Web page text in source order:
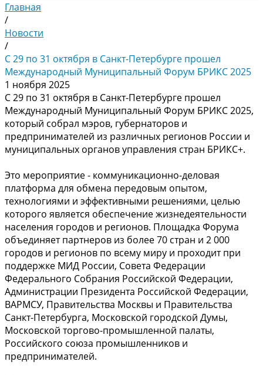
Главная
/
Новости
/
С 29 по 31 октября в Санкт-Петербурге прошел
Международный Муниципальный Форум БРИКС 2025
1 ноября 2025
С 29 по 31 октября в Санкт-Петербурге прошел
Международный Муниципальный Форум БРИКС 2025,
который собрал мэров, губернаторов и
предпринимателей из различных регионов России и
муниципальных органов управления стран БРИКС+.
Это мероприятие - коммуникационно-деловая
платформа для обмена передовым опытом,
технологиями и эффективными решениями, целью
которого является обеспечение жизнедеятельности
населения городов и регионов. Площадка Форума
объединяет партнеров из более 70 стран и 2 000
городов и регионов по всему миру и проходит при
поддержке МИД России, Совета Федерации
Федерального Собрания Российской Федерации,
Администрации Президента Российской Федерации,
ВАРМСУ, Правительства Москвы и Правительства
Санкт-Петербурга, Московской городской Думы,
Московской торгово-промышленной палаты,
Российского союза промышленников и
предпринимателей.